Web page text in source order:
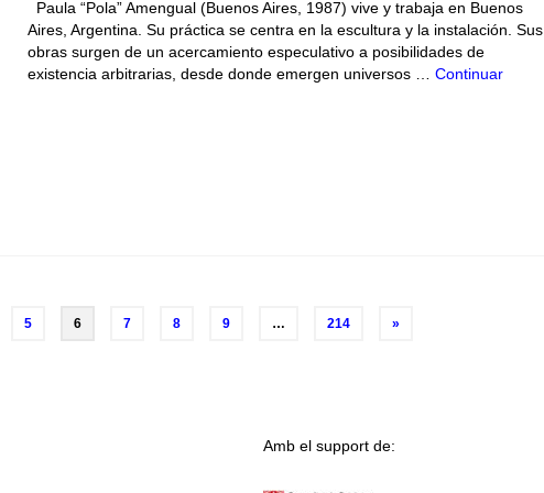
Paula “Pola” Amengual (Buenos Aires, 1987) vive y trabaja en Buenos
Aires, Argentina. Su práctica se centra en la escultura y la instalación. Sus
obras surgen de un acercamiento especulativo a posibilidades de
existencia arbitrarias, desde donde emergen universos … Continuar
5 6 7 8 9 … 214 »
Amb el support de: